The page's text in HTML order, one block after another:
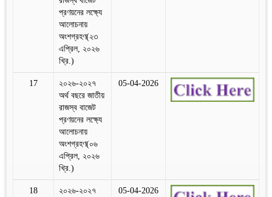
প্রণয়নের লক্ষ্যে
আলোচনায়
অংশগ্রহণ(২৩
এপ্রিল, ২০২৬
খ্রি.)
17
২০২৬-২০২৭
অর্থ বছরে জাতীয়
রাজস্ব বাজেট
প্রণয়নের লক্ষ্যে
আলোচনায়
অংশগ্রহণ(০৬
এপ্রিল, ২০২৬
খ্রি.)
05-04-2026
18
২০২৬-২০২৭
05-04-2026